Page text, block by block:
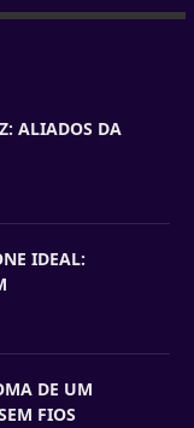
ALIADOS DA
IDEAL:
DE UM
FIOS